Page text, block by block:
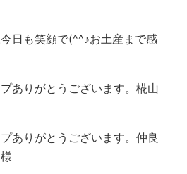
日も笑顔で(^^♪お土産まで感
ありがとうございます。椛山
ありがとうございます。仲良